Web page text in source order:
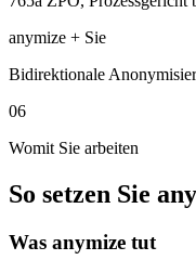
anymize + Sie
Bidirektionale
06
Womit Sie arbeiten
So setzen Sie
Was anymize tut